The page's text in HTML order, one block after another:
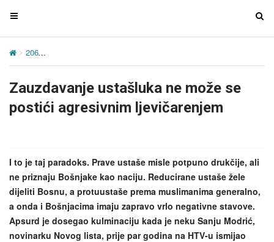
T
g
e
n
a
g
a
t
i
o
n
T
g
t
206
Zauzdavanje ustašluka ne može se
postići agresivnim ljevičarenjem
I to je taj paradoks. Prave ustaše misle potpuno drukčije, ali
ne priznaju Bošnjake kao naciju. Reducirane ustaše žele
dijeliti Bosnu, a protuustaše prema muslimanima generalno,
a onda i Bošnjacima imaju zapravo vrlo negativne stavove.
Apsurd je dosegao kulminaciju kada je neku Sanju Modrić,
novinarku Novog lista, prije par godina na HTV-u ismijao